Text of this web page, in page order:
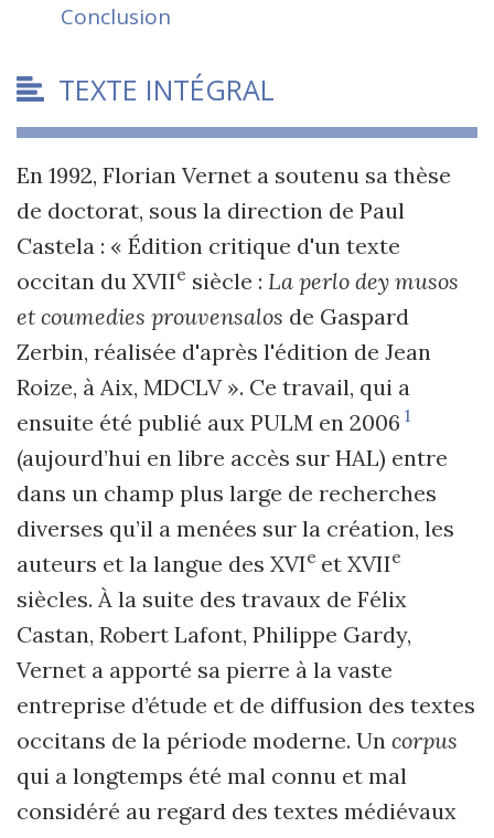
Conclusion
TEXTE INTÉGRAL
En 1992, Florian Vernet a soutenu sa thèse
de doctorat, sous la direction de Paul
Castela : « Édition critique d'un texte
occitan du XVIIe siècle : La perlo dey musos
et coumedies prouvensalos de Gaspard
Zerbin, réalisée d'après l'édition de Jean
Roize, à Aix, MDCLV ». Ce travail, qui a
ensuite été publié aux PULM en 2006 1
(aujourd’hui en libre accès sur HAL) entre
dans un champ plus large de recherches
diverses qu’il a menées sur la création, les
auteurs et la langue des XVIe et XVIIe
siècles. À la suite des travaux de Félix
Castan, Robert Lafont, Philippe Gardy,
Vernet a apporté sa pierre à la vaste
entreprise d’étude et de diffusion des textes
occitans de la période moderne. Un corpus
qui a longtemps été mal connu et mal
considéré au regard des textes médiévaux